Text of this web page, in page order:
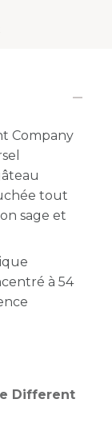
Company
tout
sage et
à 54
Different